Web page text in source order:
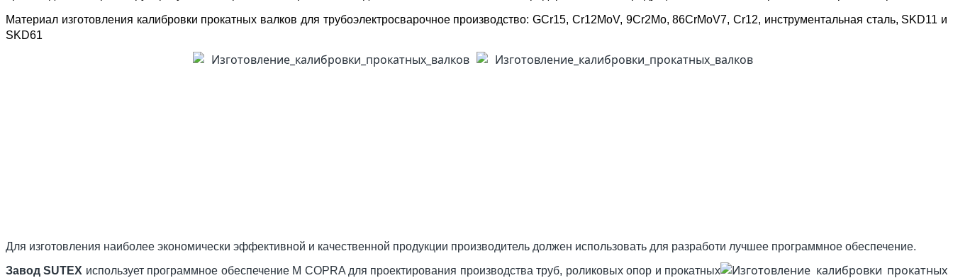
Материал изготовления калибровки прокатных валков для трубоэлектросварочное производство: GCr15, Cr12MoV, 9Cr2Mo, 86CrMoV7, Cr12, инструментальная сталь, SKD11 и
SKD61
Для изготовления наиболее экономически эффективной и качественной продукции производитель должен использовать для разработи лучшее программное обеспечение.
Завод SUTEX использует программное обеспечение M COPRA для проектирования производства труб, роликовых опор и прокатных